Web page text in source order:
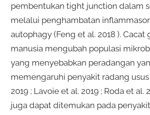
pembentukan tight junction dalam
melalui penghambatan
autophagy (Feng et al. 2018 ). Cacat
manusia mengubah populasi
yang menyebabkan peradangan
memengaruhi penyakit radang usus
2019 ; Lavoie et al. 2019 ; Roda et al.
juga dapat ditemukan pada